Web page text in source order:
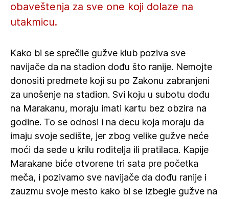
obaveštenja za sve one koji dolaze na
utakmicu.
Kako bi se sprečile gužve klub poziva sve
navijače da na stadion dođu što ranije. Nemojte
donositi predmete koji su po Zakonu zabranjeni
za unošenje na stadion. Svi koju u subotu dođu
na Marakanu, moraju imati kartu bez obzira na
godine. To se odnosi i na decu koja moraju da
imaju svoje sedište, jer zbog velike gužve neće
moći da sede u krilu roditelja ili pratilaca. Kapije
Marakane biće otvorene tri sata pre početka
meča, i pozivamo sve navijače da dođu ranije i
zauzmu svoje mesto kako bi se izbegle gužve na